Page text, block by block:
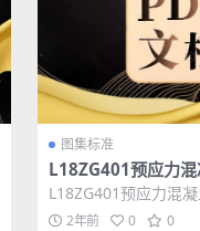
图集标准
L18ZG401预应力
合板图集
L18ZG401预应力混
板图集 图集名称：
2年前 0 0